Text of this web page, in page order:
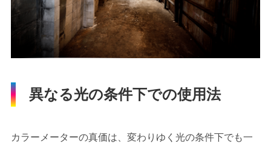
異なる光の条件下での使用法
カラーメーターの真価は、変わりゆく光の条件下でも一